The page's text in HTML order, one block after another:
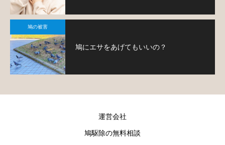
鳩の被害
鳩にエサをあげてもいいの？
運営会社
鳩駆除の無料相談